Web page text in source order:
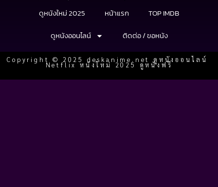
ดูหนังใหม่ 2025 หน้าแรก
TOP IMDB
ดูหนังออนไลน์
ติดต่อ / ขอหนัง
Copyright © 2025 deskanime.net ดูหนังออนไลน์
Netflix หนังใหม่ 2025 ดูหนังฟรี